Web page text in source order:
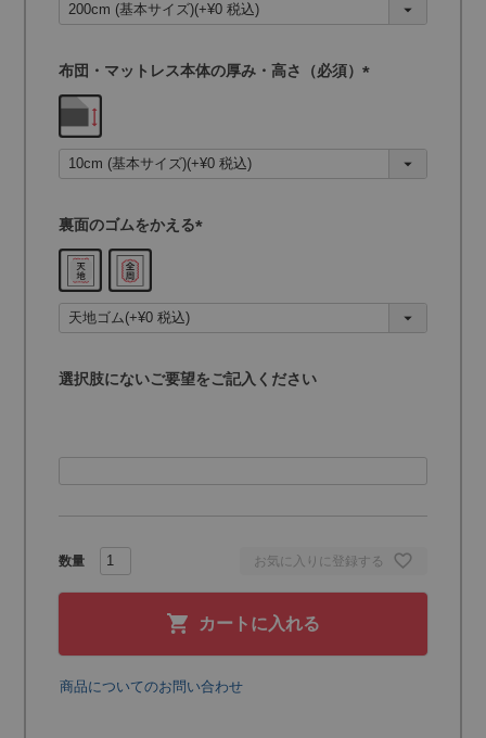
お気に入りに登録する
カートに入れる
)
布団・マットレス本体の厚み・高さ（必須）
須
)
裏面のゴムをかえる
須
)
選択肢にないご要望をご記入ください
商品についてのお問い合わせ